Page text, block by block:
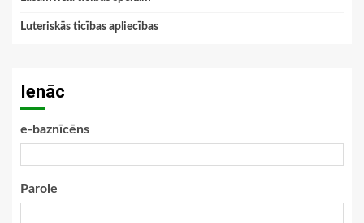
Luteriskās ticības apliecības
Ienāc
e-baznīcēns
Parole